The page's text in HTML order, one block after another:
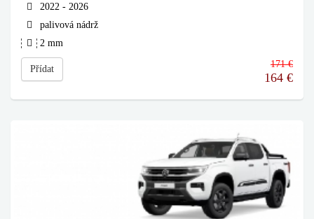
2022 - 2026
palivová nádrž
2 mm
Přídat 171 €
164 €